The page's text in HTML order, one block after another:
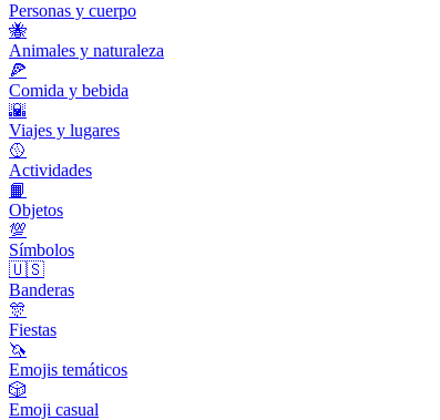
Personas y cuerpo
🐝
Animales y naturaleza
🍕
Comida y bebida
🌇
Viajes y lugares
🥎
Actividades
📙
Objetos
💯
Símbolos
🇺🇸
Banderas
🎊
Fiestas
🦄
Emojis temáticos
🎲
Emoji casual